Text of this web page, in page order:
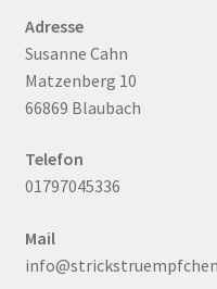
Adresse
Susanne Cahn
Matzenberg 10
66869 Blaubach
Telefon
01797045336
Mail